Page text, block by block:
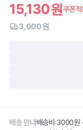
15,130원쿠폰
3,000원
배송 안내배송비 3000원